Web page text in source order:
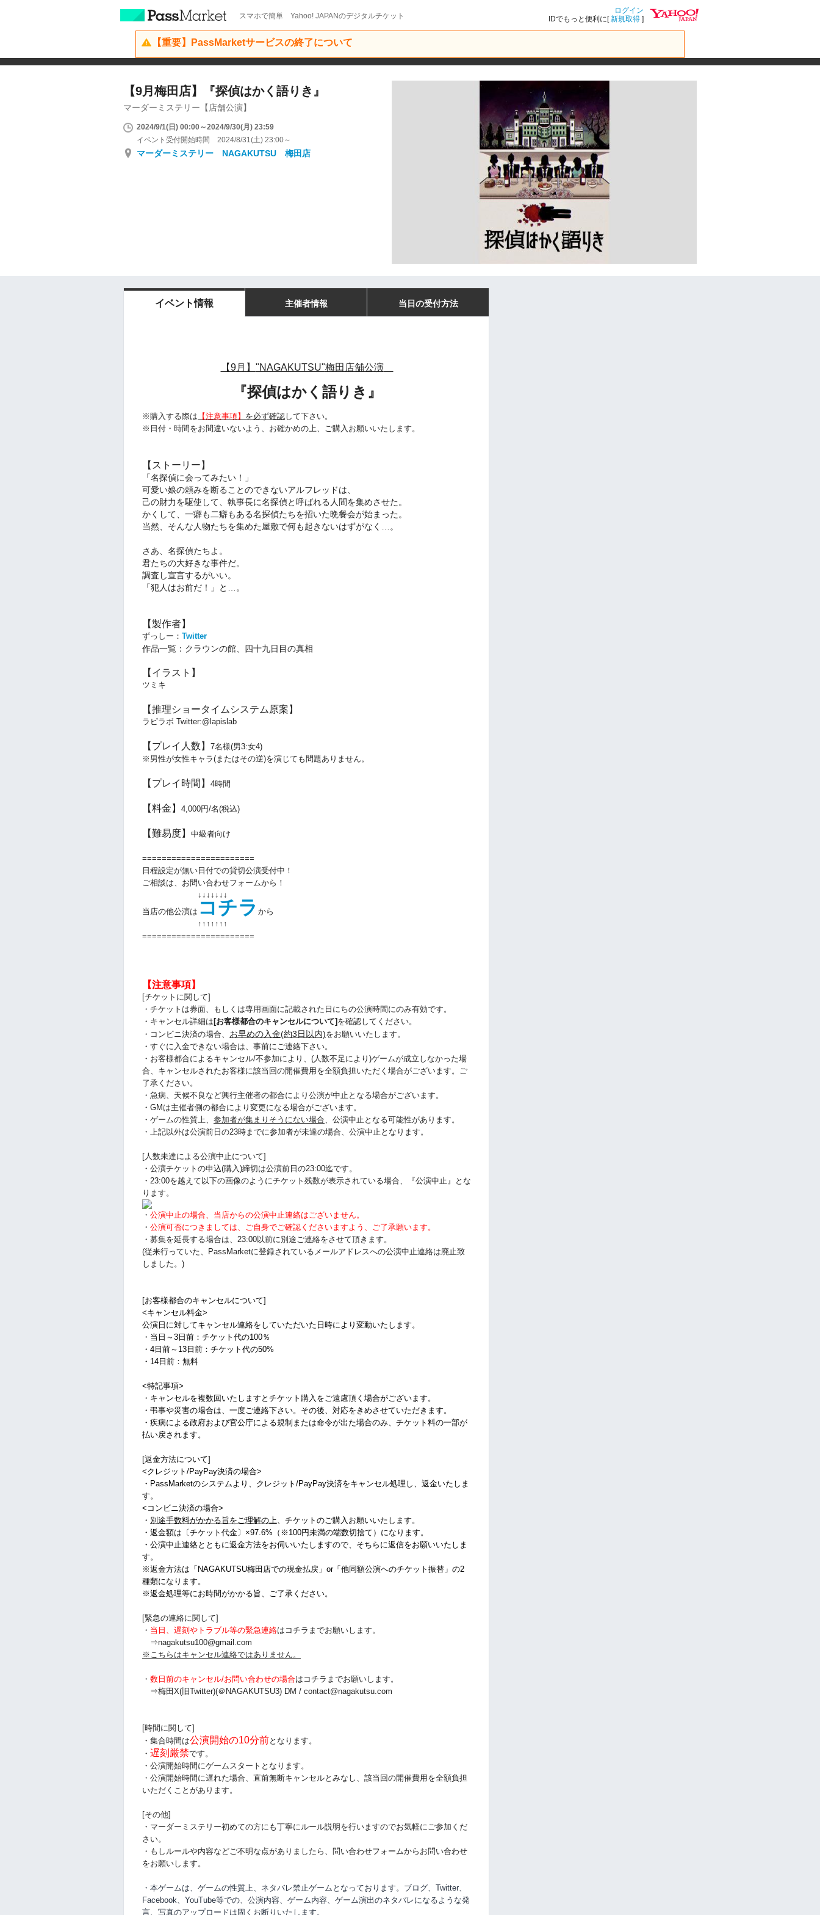
スマホで簡単 Yahoo! JAPANのデジタルチケット
ログイン
IDでもっと便利に[新規取得 ]
【重要】PassMarketサービスの終了について
【9月梅田店】『探偵はかく語りき』
マーダーミステリー【店舗公演】
2024/9/1(日) 00:00～2024/9/30(月) 23:59
イベント受付開始時間 2024/8/31(土) 23:00～
マーダーミステリー NAGAKUTSU 梅田店
イベント情報 主催者情報 当日の受付方法
【9月】 "NAGAKUTSU"梅田店舗公演
『探偵はかく語りき 』
※購入する際は 【注意事項】 を必ず確認して下さい。
※日付・時間をお間違いないよう、 お確かめの上、ご購入お願いいたします。
【ストーリー】
「名探偵に会ってみたい！」
可愛い娘の頼みを断ることのできないアルフレッドは、
己の財力を駆使して、執事長に名探偵と呼ばれる人間を集めさせた。
かくして、一癖も二癖もある名探偵たちを招いた晩餐会が始まった。
当然、そんな人物たちを集めた屋敷で何も起きないはずがなく…。
さあ、名探偵たちよ。
君たちの大好きな事件だ。
調査し宣言するがいい。
「犯人はお前だ！」と…。
【製作者】
ずっしー： Twitter
作品一覧：クラウンの館、四十九日目の真相
【イラスト】
ツミキ
【推理ショータイムシステム原案】
ラピラボ Twitter:@lapislab
【プレイ人数】 7名様(男3:女4)
※男性が女性キャラ(またはその逆)を演じても問題ありません。
【プレイ時間】 4時間
【料金】 4,000円/名(税込)
【難易度】 中級者向け
=======================
日程設定が無い日付での貸切公演受付中！
ご相談は、お問い合わせフォームから！
↓↓↓↓↓↓↓
当店の他公演は コチラ から
↑↑ ↑↑ ↑↑ ↑
=======================
【注意事項】
[チケットに関して]
・チケットは券面、もしくは専用画面に記載された日にちの公演時間にのみ有効です。
・キャンセル詳細は [お客様都合のキャンセルについて] を確認してください。
・コンビニ決済の場合、 お早めの入金(約3日以内)をお願いいたします。
・すぐに入金できない場合は、事前にご連絡下さい。
・お客様都合によるキャンセル/不参加により、(人数不足により)ゲームが成立しなかった場
合、キャンセルされたお客様に該当回の開催費用を全額負担いただく場合がございます。ご
了承ください。
・急病、天候不良など興行主催者の都合により公演が中止となる場合がございます。
・GMは主催者側の都合により変更になる場合がございます。
・ゲームの性質上、 参加者が集まりそうにない場合 、公演中止となる可能性があります。
・上記以外は公演前日の23時までに参加者が未達の場合、公演中止となります。
[人数未達による公演中止について]
・公演チケットの申込(購入)締切は公演前日の23:00迄です。
・23:00を越えて以下の画像のようにチケット残数が表示されている場合、『公演中止』とな
ります。
・ 公演中止の場合、当店からの公演中止連絡はございません。
・ 公演可否につきましては、ご自身でご確認くださいますよう、ご了承願います。
・募集を延長する場合は、23:00以前に別途ご連絡をさせて頂きます。
(従来行っていた、PassMarketに登録されているメールアドレスへの公演中止連絡は廃止致
しました。)
[お客様都合のキャンセルについて]
<キャンセル料金>
公演日に対してキャンセル連絡をしていただいた日時により変動いたします。
・当日～3日前：チケット代の100％
・4日前～13日前：チケット代の50%
・14日前：無料
<特記事項>
・キャンセルを複数回いたしますとチケット購入をご遠慮頂く場合がございます。
・弔事や災害の場合は、一度ご連絡下さい。その後、対応をきめさせていただきます。
・疾病による政府および官公庁による規制または命令が出た場合のみ、チケット料の一部が
払い戻されます。
[返金方法について]
<クレジット/PayPay決済の場合>
・PassMarketのシステムより、クレジット/PayPay決済をキャンセル処理し、返金いたしま
す。
<コンビニ決済の場合>
・ 別途手数料がかかる旨をご理解の上 、チケットのご購入お願いいたします。
・ 返金額は〔チケット代金〕×97.6%（※100円未満の端数切捨て ）になります。
・公演中止連絡とともに返金方法をお伺いいたしますので、そちらに返信をお願いいたしま
す。
※返金方法は「NAGAKUTSU梅田店での現金払戻」or「他同額公演へのチケット振替」の2
種類になります。
※返金処理等にお時間がかかる旨、ご了承ください。
[緊急の連絡に関して]
・ 当日、遅刻やトラブル等の緊急連絡はコチラまでお願いします。
⇒nagakutsu100@gmail.com
※こちらはキャンセル連絡ではありません。
・ 数日前のキャンセル/お問い合わせの場合は コチラまでお願いします。
⇒梅田X(旧Twitter)(＠NAGAKUTSU3) DM / contact@nagakutsu.com
[時間に関して]
・集合時間は公演開始の10分前となります。
・ 遅刻厳禁です。
・公演開始時間にゲームスタートとなります。
・公演開始時間に遅れた場合、直前無断キャンセルとみなし、該当回の開催費用を全額負担
いただくことがあります。
[その他]
・マーダーミステリー初めての方にも丁寧にルール説明を行いますのでお気軽にご参加くだ
さい。
・もしルールや内容などご不明な点がありましたら、問い合わせフォームからお問い合わせ
をお願いします。
・本ゲームは、ゲームの性質上、ネタバレ禁止ゲームとなっております。ブログ、Twitter、
Facebook、YouTube等での、 公演内容、 ゲーム内容、ゲーム演出のネタバレになるような発
言、写真のアップロードは固くお断りいたします。